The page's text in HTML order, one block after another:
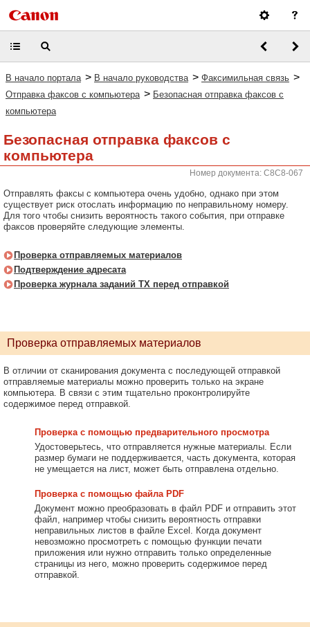
В начало портала > В начало руководства > Факсимильная связь >
Отправка факсов с компьютера > Безопасная отправка факсов с
компьютера
Безопасная отправка факсов с
компьютера
Номер документа: C8C8-067
Отправлять факсы с компьютера очень удобно, однако при этом
существует риск отослать информацию по неправильному номеру.
Для того чтобы снизить вероятность такого события, при отправке
факсов проверяйте следующие элементы.
Проверка отправляемых материалов
Подтверждение адресата
Проверка журнала заданий TX перед отправкой
Проверка отправляемых материалов
В отличии от сканирования документа с последующей отправкой
отправляемые материалы можно проверить только на экране
компьютера. В связи с этим тщательно проконтролируйте
содержимое перед отправкой.
Проверка с помощью предварительного просмотра
Удостоверьтесь, что отправляется нужные материалы. Если
размер бумаги не поддерживается, часть документа, которая
не умещается на лист, может быть отправлена отдельно.
Проверка с помощью файла PDF
Документ можно преобразовать в файл PDF и отправить этот
файл, например чтобы снизить вероятность отправки
неправильных листов в файле Excel. Когда документ
невозможно просмотреть с помощью функции печати
приложения или нужно отправить только определенные
страницы из него, можно проверить содержимое перед
отправкой.